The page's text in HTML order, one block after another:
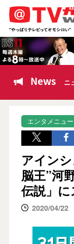
News ニ
エンタメニュ
アイン
脳王”河
伝説」
2020/04/22